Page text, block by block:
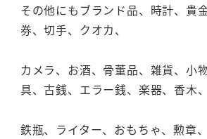
その他にもブランド品、時計、貴
券、切手、クオカ、
カメラ、お酒、骨董品、雑貨、小
具、古銭、エラー銭、楽器、香木、
鉄瓶、ライター、おもちゃ、勲章